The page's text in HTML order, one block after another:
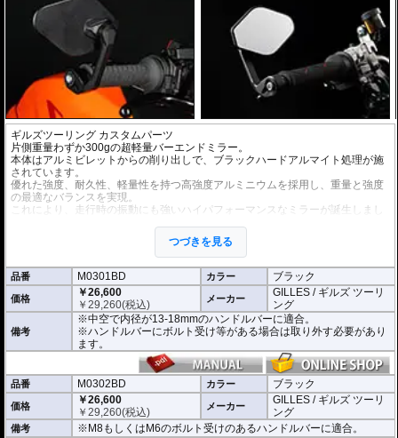
ギルズツーリング カスタムパーツ
片側重量わずか300gの超軽量バーエンドミラー。
本体はアルミビレットからの削り出しで、ブラックハードアルマイト処理が施
されています。
優れた強度、耐久性、軽量性を持つ高強度アルミニウムを採用し、重量と強度
の最適なバランスを実現。
これにより、走行時の振動にも強いハイパフォーマンスなミラーが誕生しまし
ミラーの角度や位置も調整が可能。視認性など安全へ関わる要素へも細心の注
※車検対応。
※1個単位での販売
※左右どちらにも使用できます。
※商品は汎用品となり、主に２系統の取り付け方法をラインナップ。
(取付確認がされているものは下記の適合検索で適合品番をご確認いただけま
M0301BD 中空で内径が13-18mmのハンドルバーに適合
M0302BD M8もしくはM6のボルト受けのあるハンドルバーに適合
M0305BD M12のボルト受けのあるハンドルバーに適合
M0309BD 中空で内径が13-18mmのハンドルバーもしくはM18のボルト受け
のあるハンドルバーに適合
つづきを見る
品番 M0301BD カラー ブラック
価格
￥26,600
￥29,260(税込) メーカー
GILLES / ギルズ ツーリ
ング
備考
※中空で内径が13-18mmのハンドルバーに適合。
※ハンドルバーにボルト受け等がある場合は取り外す必要があり
ます。
品番 M0302BD カラー ブラック
価格
￥26,600
￥29,260(税込) メーカー
GILLES / ギルズ ツーリ
ング
備考 ※M8もしくはM6のボルト受けのあるハンドルバーに適合。